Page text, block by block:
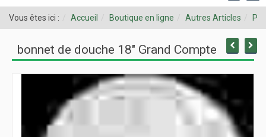
Vous êtes ici : Accueil Boutique en ligne Autres Articles
bonnet de douche 18" Grand Compte